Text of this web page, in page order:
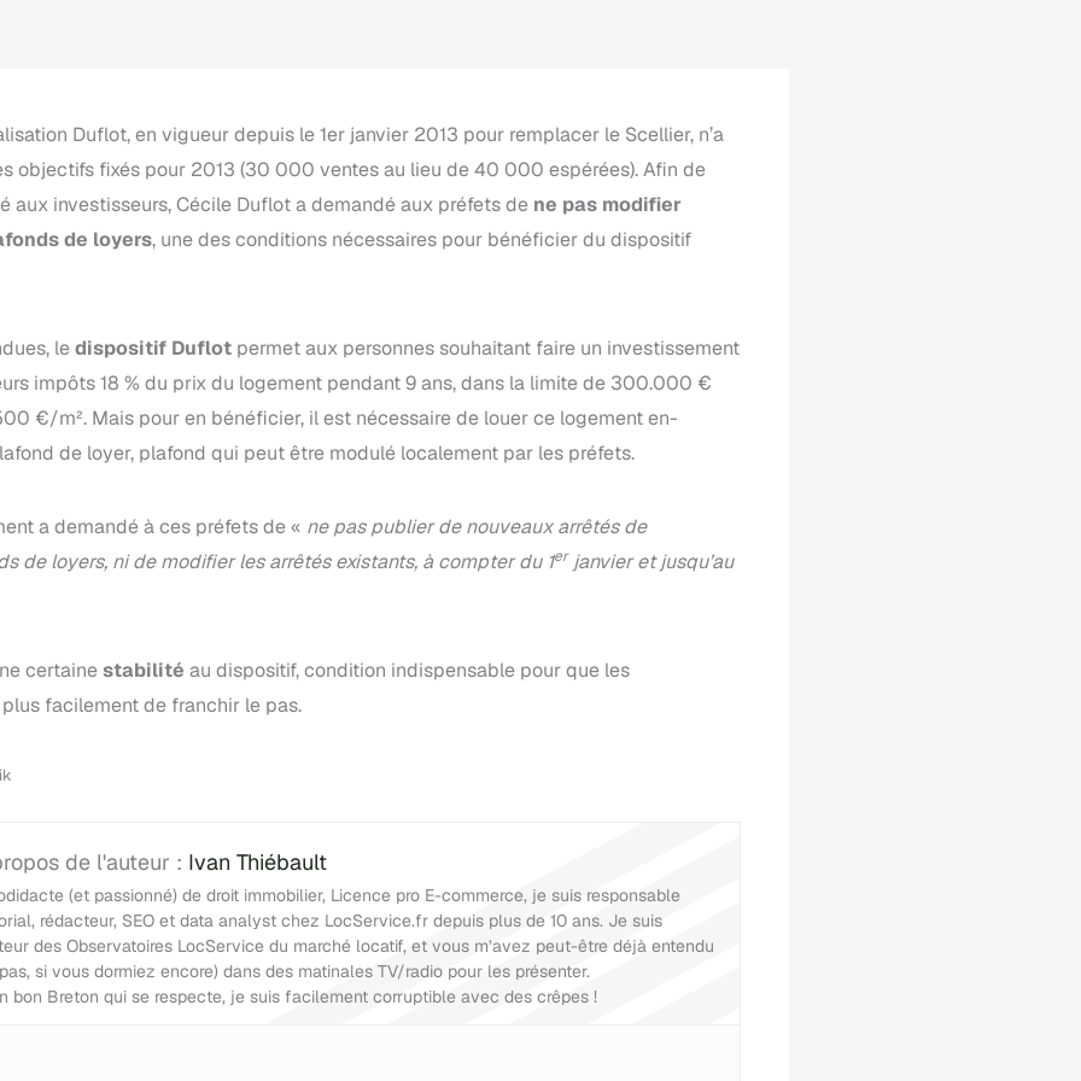
Duflot, en vigueur depuis le 1er janvier 2013 pour remplacer le Scellier, n’a
objectifs fixés pour 2013 (30 000 ventes au lieu de 40 000 espérées). Afin de
aux investisseurs, Cécile Duflot a demandé aux préfets de ne pas modifier
de loyers, une des conditions nécessaires pour bénéficier du dispositif
ledispositif Duflot permet aux personnes souhaitant faire un investissement
impôts 18 % du prix du logement pendant 9 ans, dans la limite de 300.000 €
€/m². Mais pour en bénéficier, il est nécessaire de louer ce logement en-
de loyer, plafond qui peut être modulé localement par les préfets.
a demandé à ces préfets de « ne pas publier de nouveaux arrêtés de
de loyers, ni de modifier les arrêtés existants, à compter du 1erjanvier et jusqu’au
certainestabilité au dispositif, condition indispensable pour que les
facilement de franchir le pas.
Ivan Thiébault
(et passionné) de droit immobilier, Licence pro E-commerce, je suis responsable
rédacteur, SEO et data analyst chez LocService.fr depuis plus de 10 ans. Je suis
des Observatoires LocService du marché locatif, et vous m’avez peut-être déjà entendu
si vous dormiez encore) dans des matinales TV/radio pour les présenter.
bon Breton qui se respecte, je suis facilement corruptible avec des crêpes !